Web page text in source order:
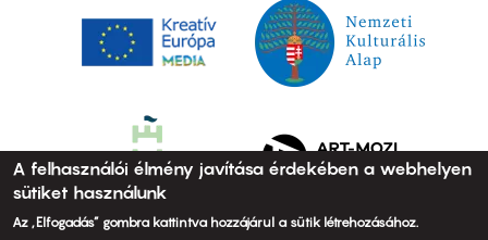
A felhasználói élmény javítása érdekében a webhelyen
sütiket használunk
Az „Elfogadás” gombra kattintva hozzájárul a sütik létrehozásához.